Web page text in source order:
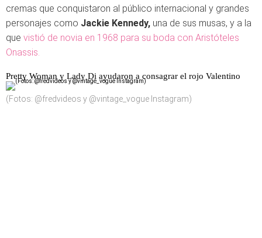
cremas que conquistaron al público internacional y grandes
personajes como Jackie Kennedy, una de sus musas, y a la
que vistió de novia en 1968 para su boda con Aristóteles
Onassis.
Pretty Woman y Lady Di ayudaron a consagrar el rojo Valentino
(Fotos: @fredvideos y @vintage_vogue Instagram)